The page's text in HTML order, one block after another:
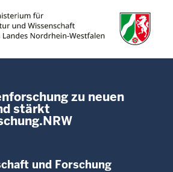
zum Inhalt
Main Menu
zu neuen
stärkt
und Forschung